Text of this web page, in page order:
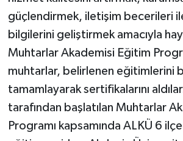
güçlendirmek, iletişim becerileri
bilgilerini geliştirmek amacıyla
Muhtarlar Akademisi Eğitim
muhtarlar, belirlenen eğitimlerini
tamamlayarak sertifikalarını
tarafından başlatılan Muhtarlar
Programı kapsamında ALKÜ 6